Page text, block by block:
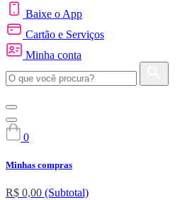
Baixe o App
Cartão e Serviços
Minha conta
0
Minhas compras
R$ 0,00 (Subtotal)